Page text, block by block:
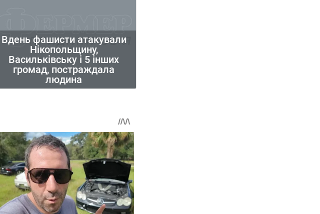
Вдень фашисти атакували
Нікопольщину,
Васильківську і 5 інших
громад, постраждала
людина